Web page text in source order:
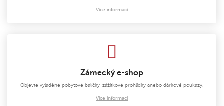
Více informací
Zámecký e-shop
Objevte vyladěné pobytové balíčky, zážitkové prohlídky anebo dárkové poukazy.
Více informací